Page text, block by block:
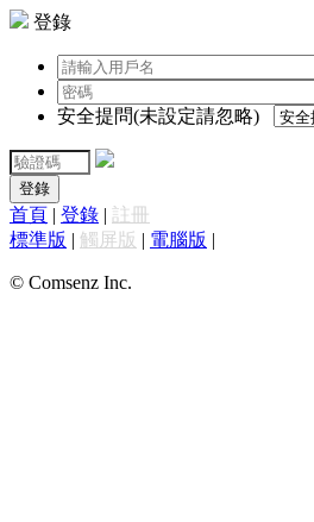
登錄
安全提問(未設定請忽略)
登錄
首頁 | 登錄 | 註冊
標準版 | 觸屏版 | 電腦版 |
© Comsenz Inc.